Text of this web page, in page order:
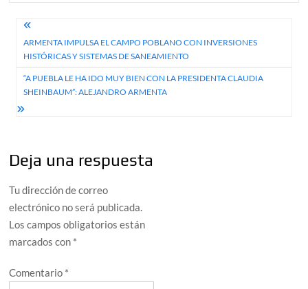
Navegación
de
entradas
ARMENTA IMPULSA EL CAMPO POBLANO CON INVERSIONES
HISTÓRICAS Y SISTEMAS DE SANEAMIENTO
“A PUEBLA LE HA IDO MUY BIEN CON LA PRESIDENTA CLAUDIA
SHEINBAUM”: ALEJANDRO ARMENTA
Deja una respuesta
Tu dirección de correo
electrónico no será publicada.
Los campos obligatorios están
marcados con *
Comentario *